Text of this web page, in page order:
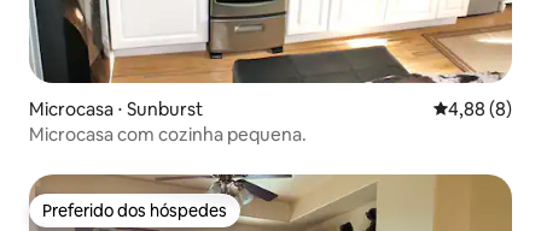
Microcasa ⋅ Sunburst 4,88 de uma
4,88 (8)
Microcasa com cozinha pequena.
Preferido dos hóspedes
Preferido dos hóspedes